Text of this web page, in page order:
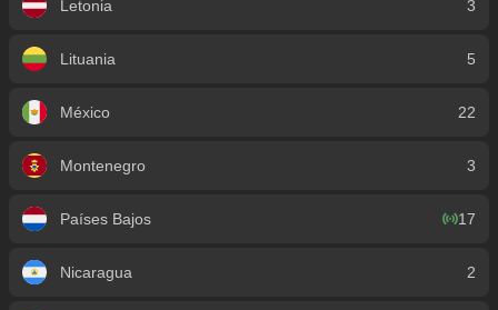
Letonia 3
Lituania 5
México 22
Montenegro 3
Países Bajos 17
Nicaragua 2